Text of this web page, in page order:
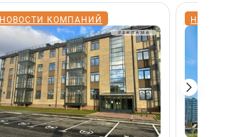
НОВОСТИ КОМПАНИЙ